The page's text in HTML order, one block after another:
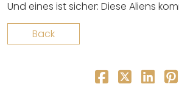
Und eines ist sicher: Diese Aliens
Back